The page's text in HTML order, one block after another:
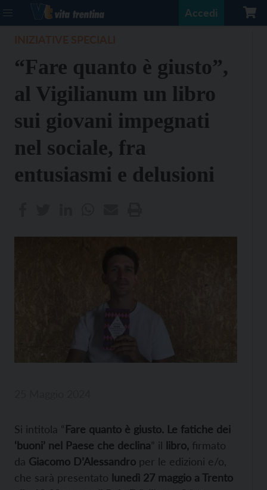
Accedi
“Fare quanto è giusto”,
al Vigilianum un libro
sui giovani impegnati
nel sociale, fra
entusiasmi e delusioni
Si intitola “Fare quanto è giusto. Le fatiche dei
‘buoni’ nel Paese che declina” il libro, firmato
da Giacomo D’Alessandro per le edizioni e/o,
che sarà presentato lunedì 27 maggio a Trento